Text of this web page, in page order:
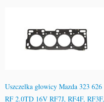
Uszczelka głowicy Mazda 323 626
RF 2.0TD 16V RF7J, RF4F, RF3F,